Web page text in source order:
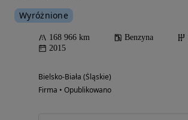
Wyróżnione
168 966 km Benzyna
2015
Bielsko-Biała (Śląskie)
Firma • Opublikowano